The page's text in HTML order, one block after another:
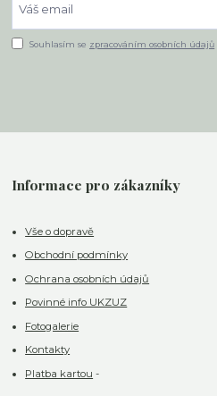
Souhlasím se zpracováním osobních údajů
Informace pro zákazníky
Vše o dopravě
Obchodní podmínky
Ochrana osobních údajů
Povinné info UKZUZ
Fotogalerie
Kontakty
Platba kartou -